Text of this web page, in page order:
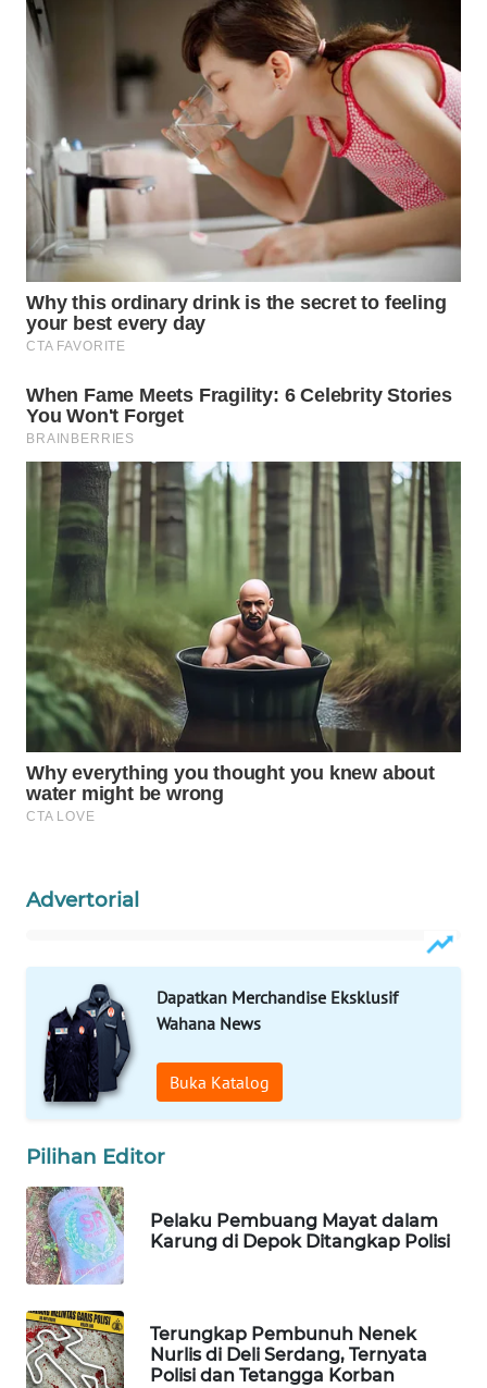
Advertorial
Dapatkan Merchandise Eksklusif
Wahana News
Buka Katalog
Pilihan Editor
Pelaku Pembuang Mayat dalam
Karung di Depok Ditangkap Polisi
Terungkap Pembunuh Nenek
Nurlis di Deli Serdang, Ternyata
Polisi dan Tetangga Korban
BINTAN
WN
MANDALIKA
WN
LIKUPANG
WN
WN
BORNEO
Wahana
WAHANA
NEWS
WAHANA
TANI
WAHANA
ADVOKAT
WAHANA
LISTRIK
WAHANA
TRAVEL
WAHANA
TV
WAHANANEWS
ID
WAHANANEWS
CO ID